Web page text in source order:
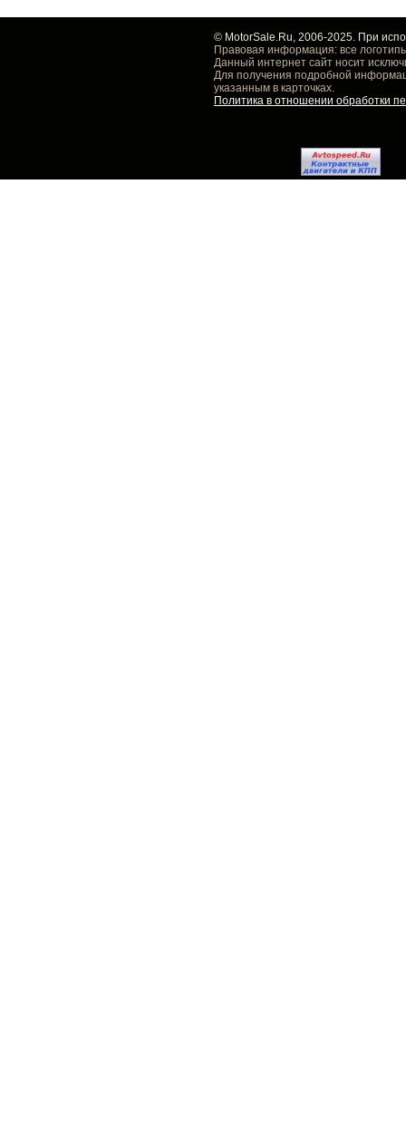
© MotorSale.Ru, 2006-2025. При
Правовая информация: все
Данный интернет сайт носит
Для получения подробной
указанным в карточках.
Политика в отношении обработки